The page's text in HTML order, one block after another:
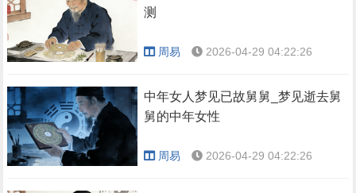
测
周易 2026-04-29 04:22:26
中年女人梦见已故舅舅_梦见逝去舅
舅的中年女性
周易 2026-04-29 04:22:26